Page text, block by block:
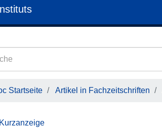
Startseite Artikel in Fachzeitschriften